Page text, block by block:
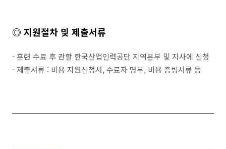
◎ 지원절차 및 제출서류
- 훈련 수료 후 관할 한국산업인력공단 지역본부 및 지사에 신청
- 제출서류 : 비용 지원신청서, 수료자 명부, 비용 증빙서류 등